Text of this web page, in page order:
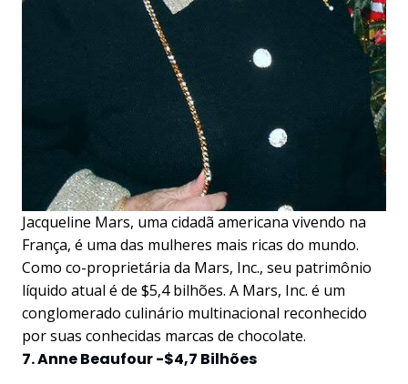
Jacqueline Mars, uma cidadã americana vivendo na
França, é uma das mulheres mais ricas do mundo.
Como co-proprietária da Mars, Inc., seu patrimônio
líquido atual é de $5,4 bilhões. A Mars, Inc. é um
conglomerado culinário multinacional reconhecido
por suas conhecidas marcas de chocolate.
7. Anne Beaufour -$4,7 Bilhões